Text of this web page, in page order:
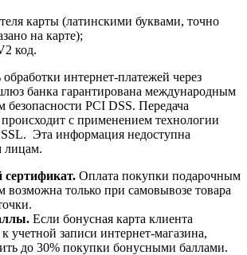
карты (латинскими буквами, точно
на карте);
код.
обработки интернет-платежей через
банка гарантирована международным
безопасности PCI DSS. Передача
с применением технологии
Эта информация недоступна
лицам.
Оплата покупки подарочным
возможна только при самовывозе товара
Если бонусная карта клиента
учетной записи интернет-магазина,
до 30% покупки бонусными баллами.